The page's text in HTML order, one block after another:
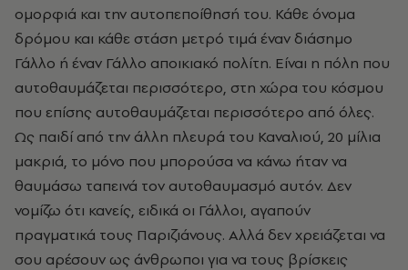
ομορφιά και την αυτοπεποίθησή του. Κάθε όνομα
δρόμου και κάθε στάση μετρό τιμά έναν διάσημο
Γάλλο ή έναν Γάλλο αποικιακό πολίτη. Είναι η πόλη που
αυτοθαυμάζεται περισσότερο, στη χώρα του κόσμου
που επίσης αυτοθαυμάζεται περισσότερο από όλες.
Ως παιδί από την άλλη πλευρά του Καναλιού, 20 μίλια
μακριά, το μόνο που μπορούσα να κάνω ήταν να
θαυμάσω ταπεινά τον αυτοθαυμασμό αυτόν. Δεν
νομίζω ότι κανείς, ειδικά οι Γάλλοι, αγαπούν
πραγματικά τους Παριζιάνους. Αλλά δεν χρειάζεται να
σου αρέσουν ως άνθρωποι για να τους βρίσκεις